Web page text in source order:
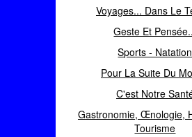
Voyages... Dans Le
Geste Et
Sports - Natation
Pour La Suite Du
C'est Notre
Gastronomie, Œnologie,
Tourisme